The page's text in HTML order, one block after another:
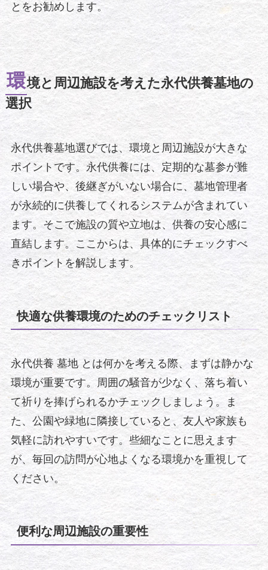
とをお勧めします。
環境と周辺施設を考えた永代供養墓地の
選択
永代供養墓地選びでは、環境と周辺施設が大きな
ポイントです。永代供養には、定期的な墓参が難
しい場合や、後継ぎがいない場合に、墓地管理者
が永続的に供養してくれるシステムが含まれてい
ます。そこで施設の質や立地は、供養の安心感に
直結します。ここからは、具体的にチェックすべ
きポイントを解説します。
快適な供養環境のためのチェックリスト
永代供養 墓地 とは何かを考える際、まずは静かな
環境が重要です。周囲の騒音が少なく、落ち着い
て祈りを捧げられるかチェックしましょう。ま
た、公園や緑地に隣接していると、友人や家族も
気軽に訪れやすいです。些細なことに思えます
が、毎回の訪問が心地よくなる環境かを重視して
ください。
便利な周辺施設の重要性